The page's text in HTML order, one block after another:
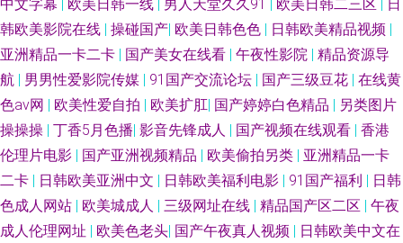
中文字幕 | 欧美日韩一线 | 男人天堂久久91 | 欧美日韩二三区 | 日
韩欧美影院在线 | 操碰国产| 欧美日韩色色 | 日韩欧美精品视频 |
亚洲精品一卡二卡 | 国产美女在线看 | 午夜性影院 | 精品资源导
航 | 男男性爱影院传媒 | 91国产交流论坛 | 国产三级豆花 | 在线黄
色av网 | 欧美性爱自拍 | 欧美扩肛| 国产婷婷白色精品 | 另类图片
操操操 | 丁香5月色播| 影音先锋成人 | 国产视频在线观看 | 香港
伦理片电影 | 国产亚洲视频精品 | 欧美偷拍另类 | 亚洲精品一卡
二卡 | 日韩欧美亚洲中文 | 日韩欧美福利电影 | 91国产福利 | 日韩
色成人网站 | 欧美城成人 | 三级网址在线 | 精品国产区二区 | 午夜
成人伦理网址 | 欧美色老头| 国产午夜真人视频 | 日韩欧美中文在